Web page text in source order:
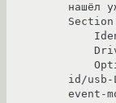
нашёл
id/usb-
event-